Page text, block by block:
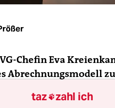
Chefin Eva
Abrechnungsmodell
in Rechnung
taz zahl ich